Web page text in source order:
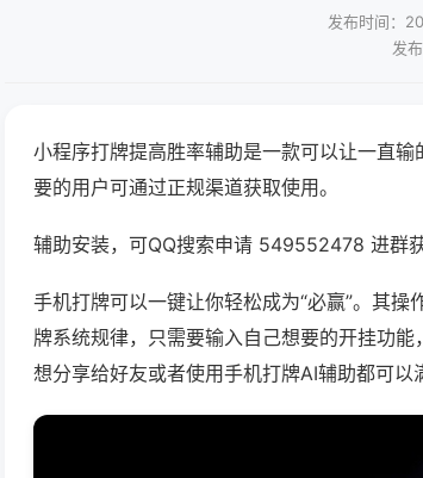
发布时间：
发
小程序打牌提高胜率辅助是一款可以让一直
要的用户可通过正规渠道获取使用。
辅助安装，可QQ搜索申请 549552478 进群
手机打牌可以一键让你轻松成为“必赢”。其
牌系统规律，只需要输入自己想要的开挂功
想分享给好友或者使用手机打牌AI辅助都可以